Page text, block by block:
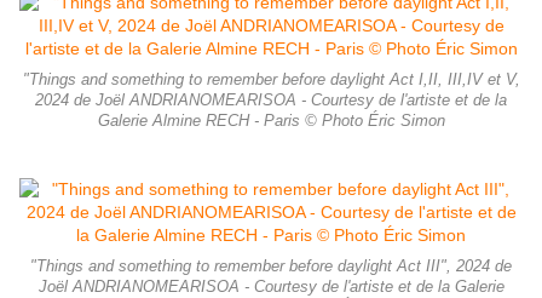
"Things and something to remember before daylight Act I,II, III,IV et V,
2024 de Joël ANDRIANOMEARISOA - Courtesy de l'artiste et de la
Galerie Almine RECH - Paris © Photo Éric Simon
"Things and something to remember before daylight Act III", 2024 de
Joël ANDRIANOMEARISOA - Courtesy de l'artiste et de la Galerie